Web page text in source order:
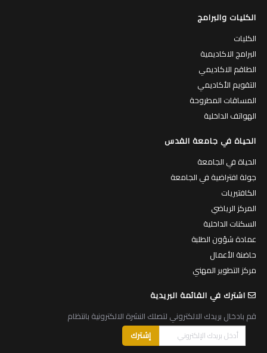
الكليات والبرامج
الكليات
البرامج الاكاديمية
الطاقم الاكاديمي
التقويم الأكاديمي
المساقات المطروحة
الهواتف الداخلية
الحياة في جامعة القدس
الحياة في الجامعة
جولة افتراضية في الجامعة
الكافتيريات
المركز الرياضي
السكنات الداخلية
عمادة شؤون الطلبة
حاضنة الأعمال
مركز التطوير المهني
اشترك في القائمة البريدية
قم بادخال بريدك الالكتروني لتصلك النشرة الالكترونية بانتظام